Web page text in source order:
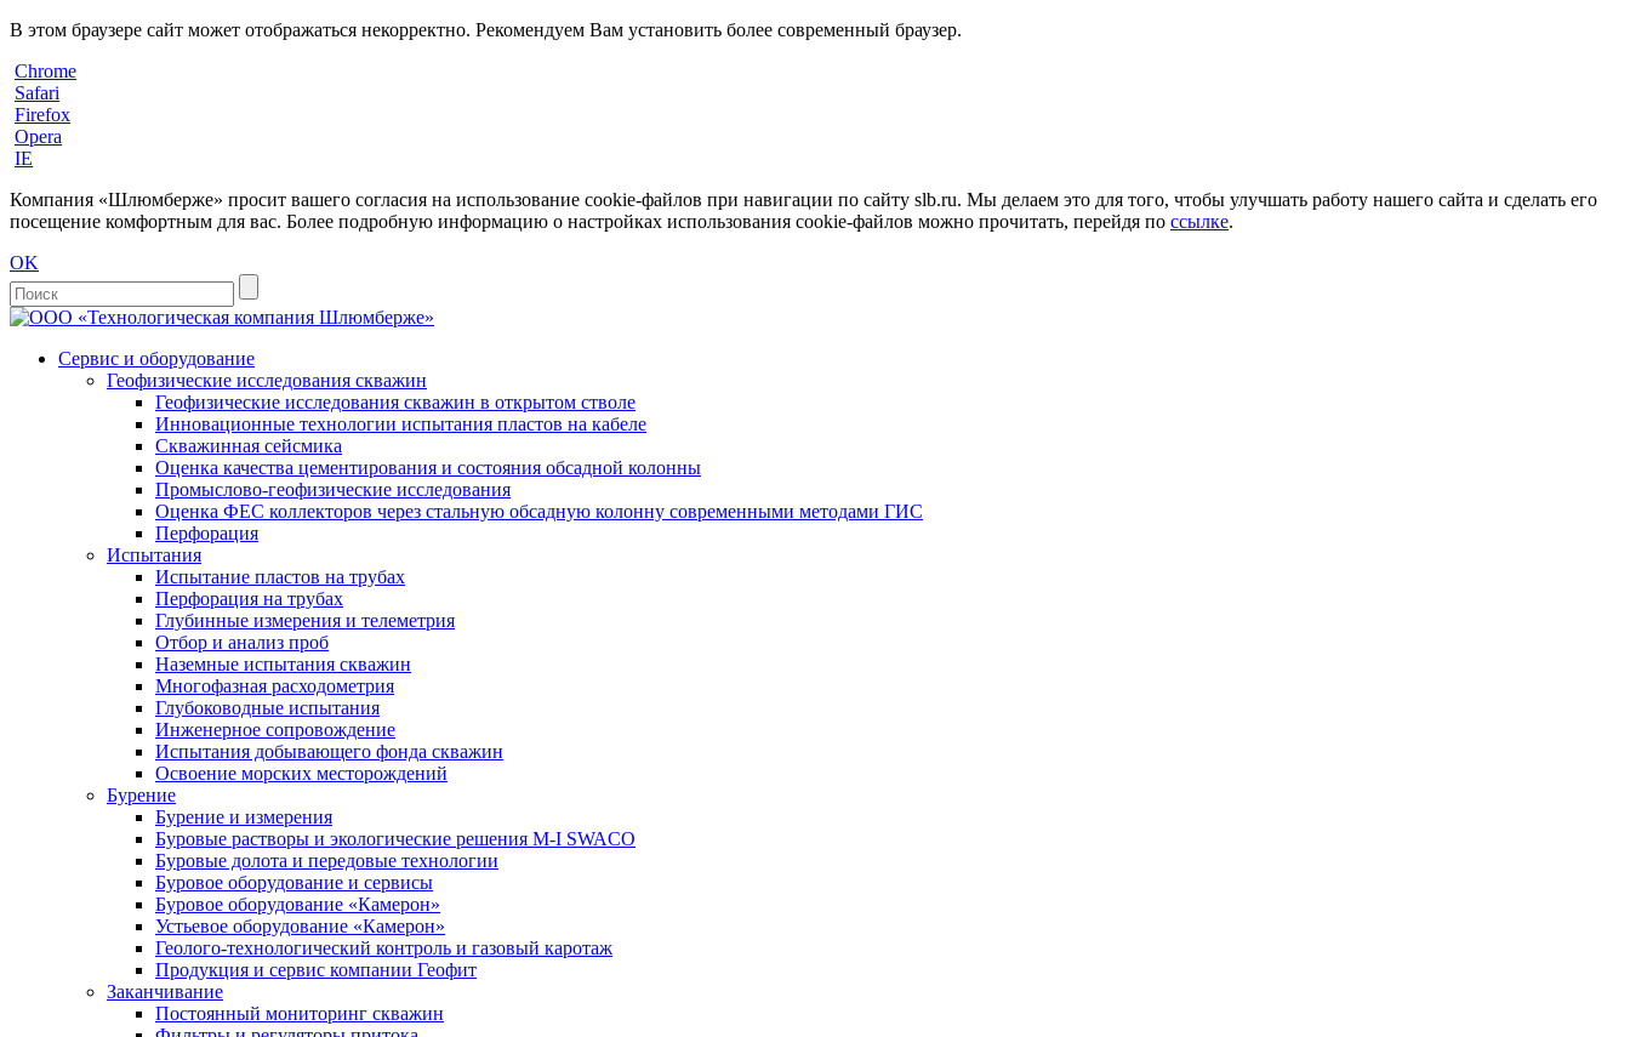
В этом браузере сайт может отображаться некорректно. Рекомендуем Вам установить более современный браузер.
Chrome
Safari
Firefox
Opera
IE
Компания «Шлюмберже» просит вашего согласия на использование cookie-файлов при навигации по сайту slb.ru. Мы делаем это для того, чтобы улучшать работу нашего сайта и сделать его
посещение комфортным для вас. Более подробную информацию о настройках использования cookie-файлов можно прочитать, перейдя по ссылке.
OK
Сервис и оборудование
Геофизические исследования скважин
Геофизические исследования скважин в открытом стволе
Инновационные технологии испытания пластов на кабеле
Скважинная сейсмика
Оценка качества цементирования и состояния обсадной колонны
Промыслово-геофизические исследования
Оценка ФЕС коллекторов через стальную обсадную колонну современными методами ГИС
Перфорация
Испытания
Испытание пластов на трубах
Перфорация на трубах
Глубинные измерения и телеметрия
Отбор и анализ проб
Наземные испытания скважин
Многофазная расходометрия
Глубоководные испытания
Инженерное сопровождение
Испытания добывающего фонда скважин
Освоение морских месторождений
Бурение
Бурение и измерения
Буровые растворы и экологические решения M-I SWACO
Буровые долота и передовые технологии
Буровое оборудование и сервисы
Буровое оборудование «Камерон»
Устьевое оборудование «Камерон»
Геолого-технологический контроль и газовый каротаж
Продукция и сервис компании Геофит
Заканчивание
Постоянный мониторинг скважин